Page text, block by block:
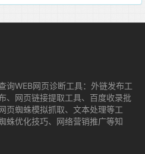
询WEB网页诊断工具：外链发布工
、网页链接提取工具、百度收录批
页蜘蛛模拟抓取、文本处理等工
蛛优化技巧、网络营销推广等知